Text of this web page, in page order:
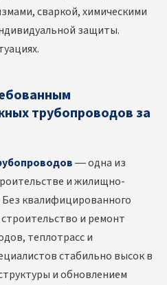
сваркой, химическими
защиты.
трубопроводов за
— одна из
и жилищно-
квалифицированного
и ремонт
теплотрасс и
стабильно высок в
и обновлением